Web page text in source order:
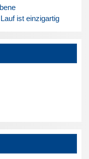
ist einzigartig